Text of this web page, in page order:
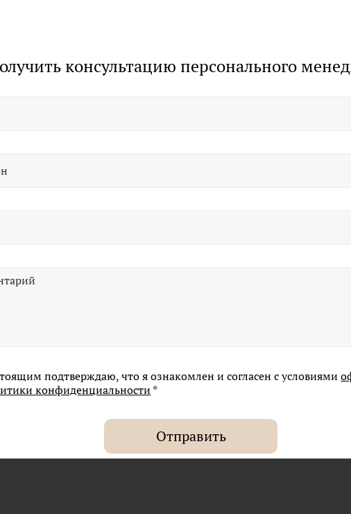
консультацию персонального
подтверждаю, что я ознакомлен и согласен с условиями
конфиденциальности *
Отправить